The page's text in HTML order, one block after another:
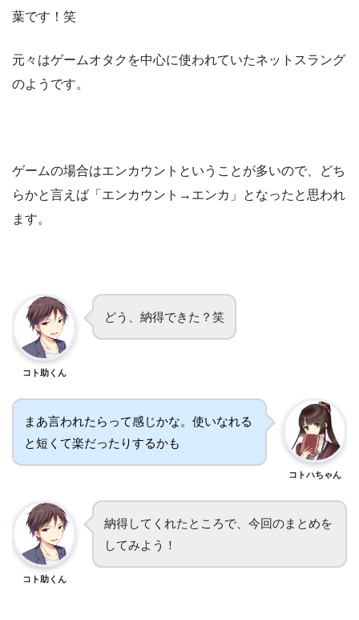
葉です！笑
元々はゲームオタクを中心に使われていたネットスラング
のようです。
ゲームの場合はエンカウントということが多いので、どち
らかと言えば「エンカウント→エンカ」となったと思われ
ます。
コト助くん
どう、納得できた？笑
まあ言われたらって感じかな。使いなれる
と短くて楽だったりするかも
コトハちゃん
コト助くん
納得してくれたところで、今回のまとめを
してみよう！